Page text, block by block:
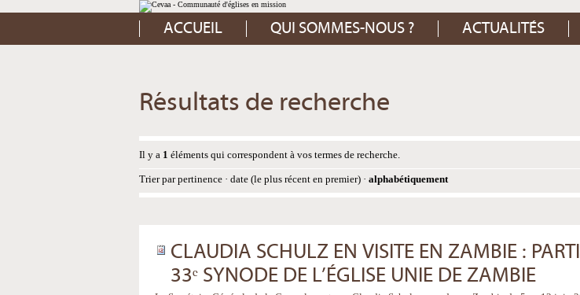
Aller
au
contenu.
Aller
à
Outils
personnels
ACCUEIL QUI SOMMES-NOUS ? ACTUALITÉS
Résultats de recherche
Il y a 1 éléments qui correspondent à vos termes de recherche.
Trier par pertinence · date (le plus récent en premier) · alphabétiquement
CLAUDIA SCHULZ EN VISITE EN ZAMBIE :
33ᵉ SYNODE DE L’ÉGLISE UNIE DE ZAMBIE